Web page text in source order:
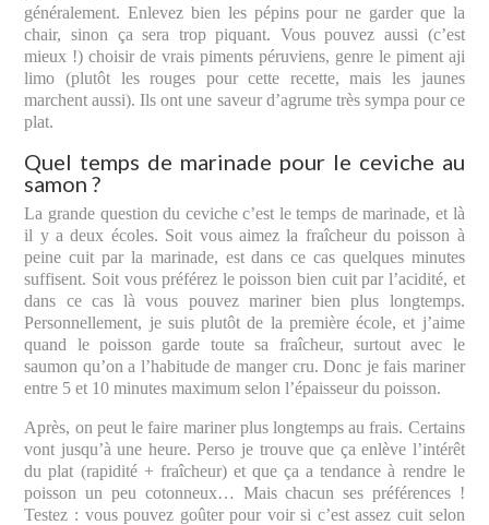
généralement. Enlevez bien les pépins pour ne garder que la
chair, sinon ça sera trop piquant. Vous pouvez aussi (c’est
mieux !) choisir de vrais piments péruviens, genre le piment aji
limo (plutôt les rouges pour cette recette, mais les jaunes
marchent aussi). Ils ont une saveur d’agrume très sympa pour ce
plat.
Quel temps de marinade pour le ceviche au
samon ?
La grande question du ceviche c’est le temps de marinade, et là
il y a deux écoles. Soit vous aimez la fraîcheur du poisson à
peine cuit par la marinade, est dans ce cas quelques minutes
suffisent. Soit vous préférez le poisson bien cuit par l’acidité, et
dans ce cas là vous pouvez mariner bien plus longtemps.
Personnellement, je suis plutôt de la première école, et j’aime
quand le poisson garde toute sa fraîcheur, surtout avec le
saumon qu’on a l’habitude de manger cru. Donc je fais mariner
entre 5 et 10 minutes maximum selon l’épaisseur du poisson.
Après, on peut le faire mariner plus longtemps au frais. Certains
vont jusqu’à une heure. Perso je trouve que ça enlève l’intérêt
du plat (rapidité + fraîcheur) et que ça a tendance à rendre le
poisson un peu cotonneux… Mais chacun ses préférences !
Testez : vous pouvez goûter pour voir si c’est assez cuit selon